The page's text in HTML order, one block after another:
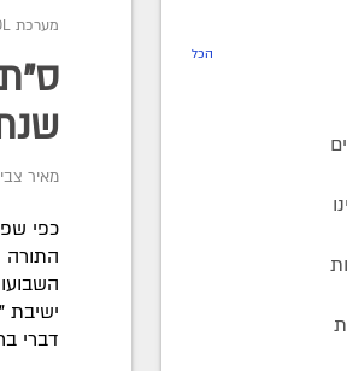
הכל
מערכת COL
מאיר
התורה
ישיבת
דברי